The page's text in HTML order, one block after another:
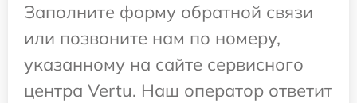
Заполните форму обратной связи
или позвоните нам по номеру,
указанному на сайте сервисного
центра Vertu. Наш оператор ответит